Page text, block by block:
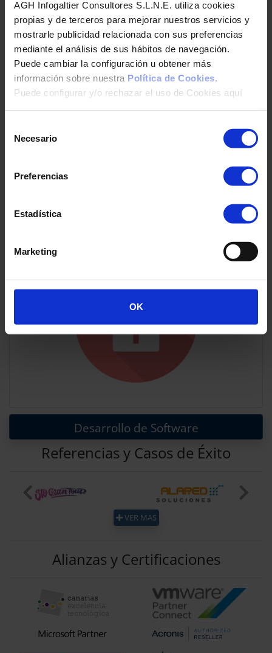
AGH Infogaltier Consultores S.L.N.E. utiliza cookies
propias y de terceros para mejorar nuestros servicios y
mostrarle publicidad relacionada con sus preferencias
mediante el análisis de sus hábitos de navegación.
Puede cambiar la configuración u obtener más
información sobre nuestra Política de Cookies.
Puede configurar y/o rechazar el uso de Cookies aquí
Necesario
Preferencias
Estadística
Marketing
OK
todas las empresas auditen de forma
periódica sus sistemas y redes corporativas,
aplicando de forma óptima los mecanismos de
seguridad apropiados.
En CanarCloud llevamos a cabo todo tipo de
auditorías, desde auditorías de caja blanca y
negra a auditorías de sitio web o test de
intrusión para garantizar que su entorno de
trabajo sea perfectamente seguro y, en caso
servicios de análisis forense le permitirán
identificar la fuente de la amenaza. Asimismo,
garantizarán que los datos de su empresa
Desarrollo de Software
Referencias y Casos de Éxito
Previous Next
VER MAS
Alianzas y Certificaciones